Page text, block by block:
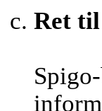
Ret